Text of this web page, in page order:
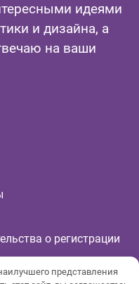
идеями
и дизайна, а
на ваши
о регистрации
представления